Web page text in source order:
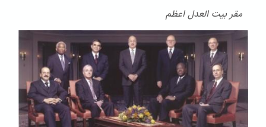
مقر بیت العدل اعظم